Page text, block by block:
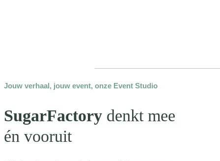
Jouw verhaal, jouw event, onze Event Studio
SugarFactory denkt mee
én vooruit